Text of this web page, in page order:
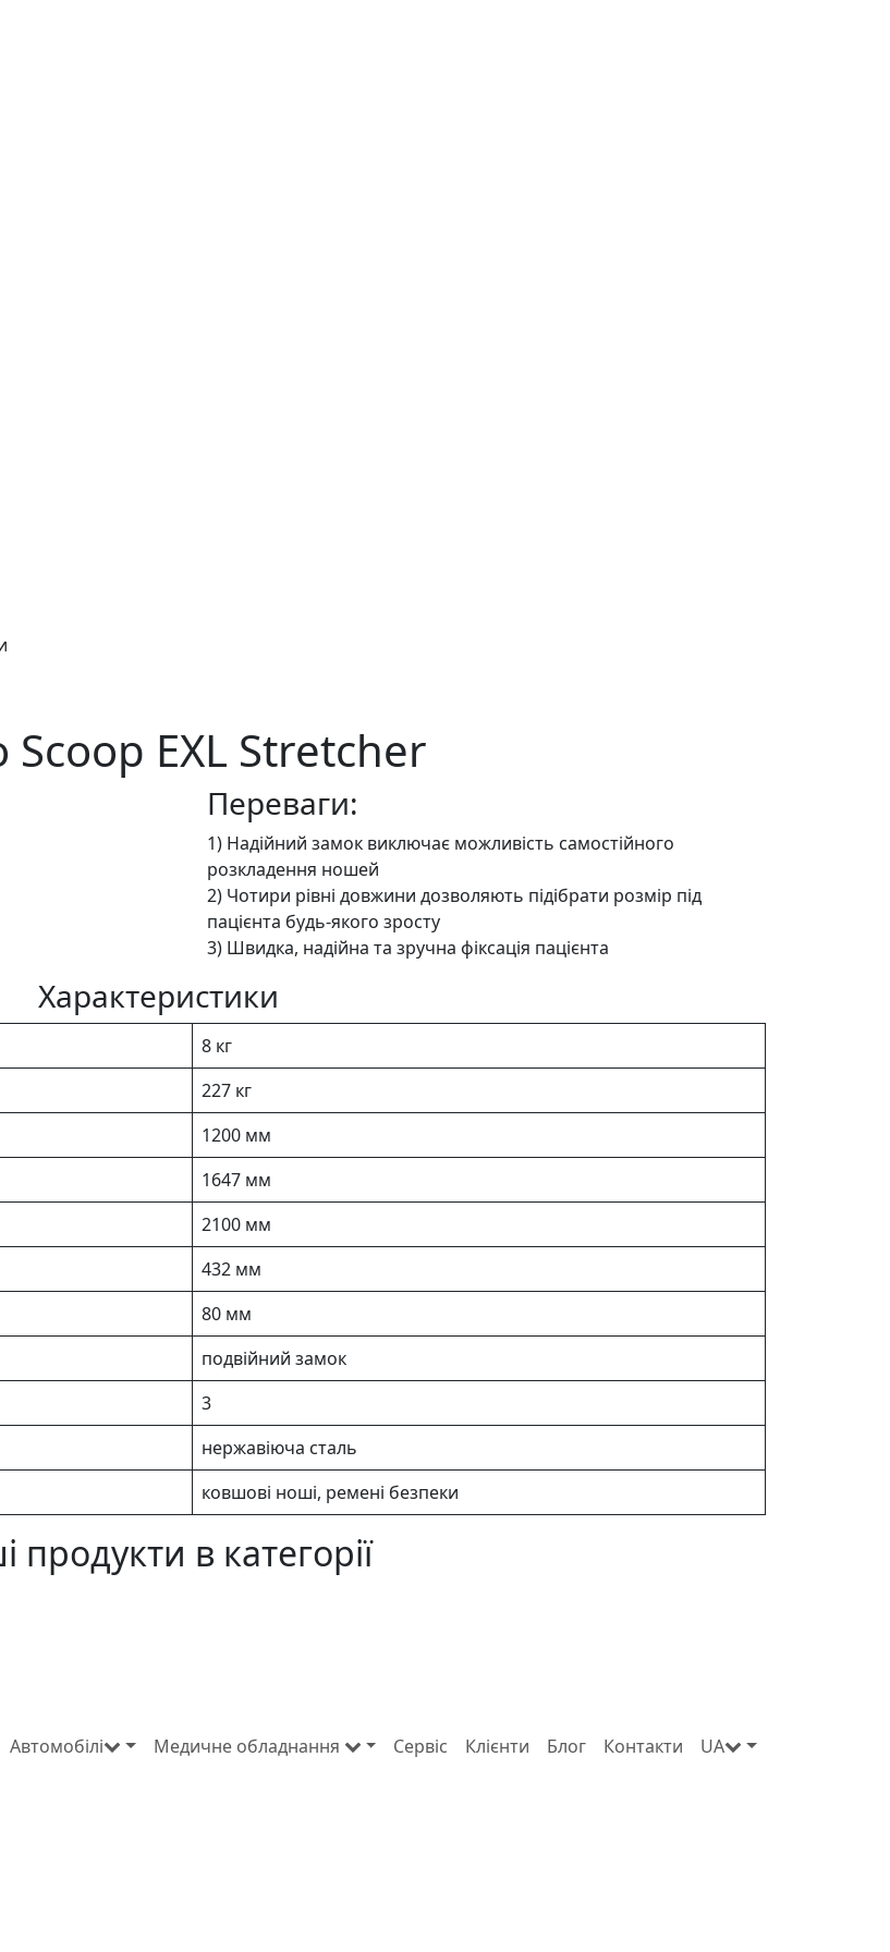
Scoop EXL Stretcher
Переваги:
1) Надійний замок виключає можливість самостійного
розкладення ношей
2) Чотири рівні довжини дозволяють підібрати розмір під
пацієнта будь-якого зросту
3) Швидка, надійна та зручна фіксація пацієнта
Характеристики
8 кг
227 кг
1200 мм
1647 мм
2100 мм
432 мм
80 мм
подвійний замок
3
нержавіюча сталь
ковшові ноші, ремені безпеки
продукти в категорії
Автомобілі Медичне обладнання Сервіс Клієнти Блог Контакти UA